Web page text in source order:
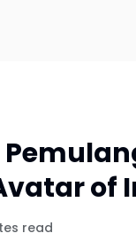
of
read